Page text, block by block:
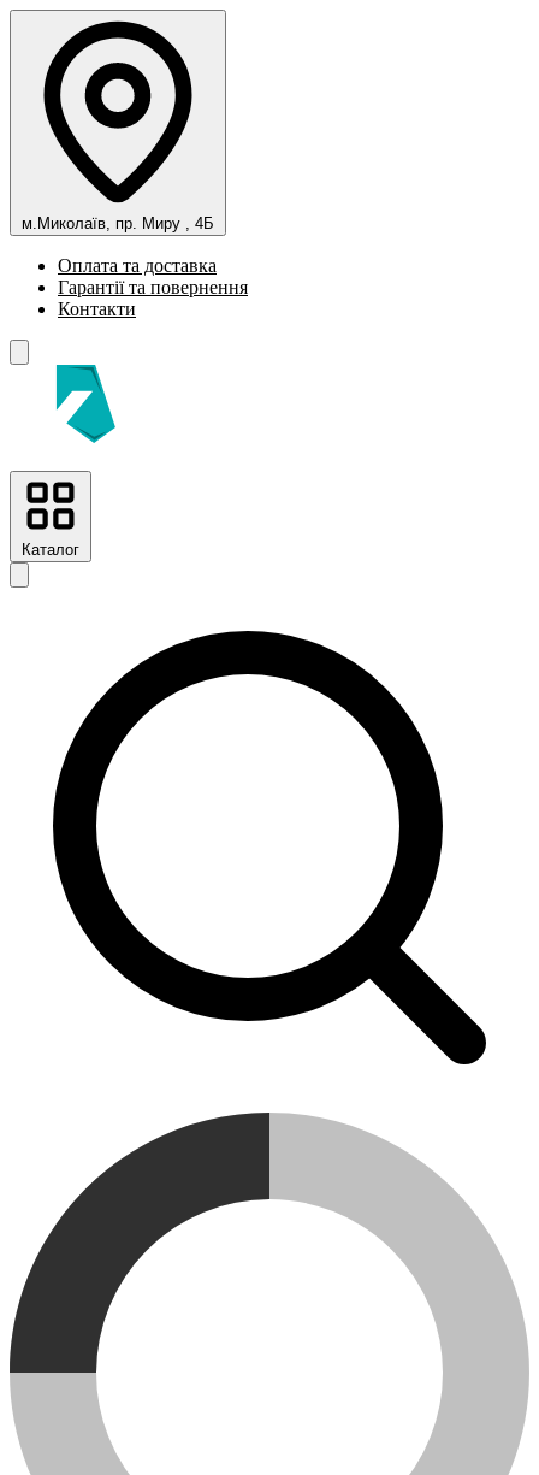
м.Миколаїв, пр. Миру , 4Б
Оплата та доставка
Гарантії та повернення
Контакти
Каталог